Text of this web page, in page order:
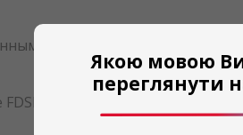
корпусами, моющимися
который работает
Якою мовою
переглянути